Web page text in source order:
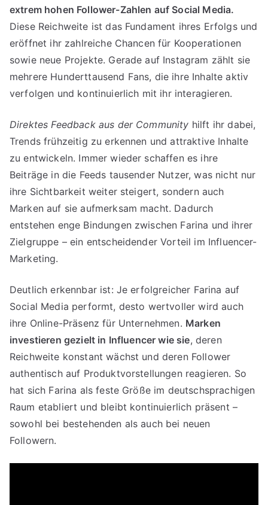
extrem hohen Follower-Zahlen auf Social Media.
Diese Reichweite ist das Fundament ihres Erfolgs und
eröffnet ihr zahlreiche Chancen für Kooperationen
sowie neue Projekte. Gerade auf Instagram zählt sie
mehrere Hunderttausend Fans, die ihre Inhalte aktiv
verfolgen und kontinuierlich mit ihr interagieren.
Direktes Feedback aus der Community hilft ihr dabei,
Trends frühzeitig zu erkennen und attraktive Inhalte
zu entwickeln. Immer wieder schaffen es ihre
Beiträge in die Feeds tausender Nutzer, was nicht nur
ihre Sichtbarkeit weiter steigert, sondern auch
Marken auf sie aufmerksam macht. Dadurch
entstehen enge Bindungen zwischen Farina und ihrer
Zielgruppe – ein entscheidender Vorteil im Influencer-
Marketing.
Deutlich erkennbar ist: Je erfolgreicher Farina auf
Social Media performt, desto wertvoller wird auch
ihre Online-Präsenz für Unternehmen. Marken
investieren gezielt in Influencer wie sie, deren
Reichweite konstant wächst und deren Follower
authentisch auf Produktvorstellungen reagieren. So
hat sich Farina als feste Größe im deutschsprachigen
Raum etabliert und bleibt kontinuierlich präsent –
sowohl bei bestehenden als auch bei neuen
Followern.